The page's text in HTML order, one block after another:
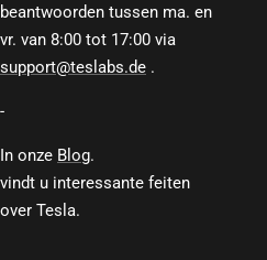
beantwoorden tussen ma. en
vr. van 8:00 tot 17:00 via
support@teslabs.de .
-
In onze Blog.
vindt u interessante feiten
over Tesla.